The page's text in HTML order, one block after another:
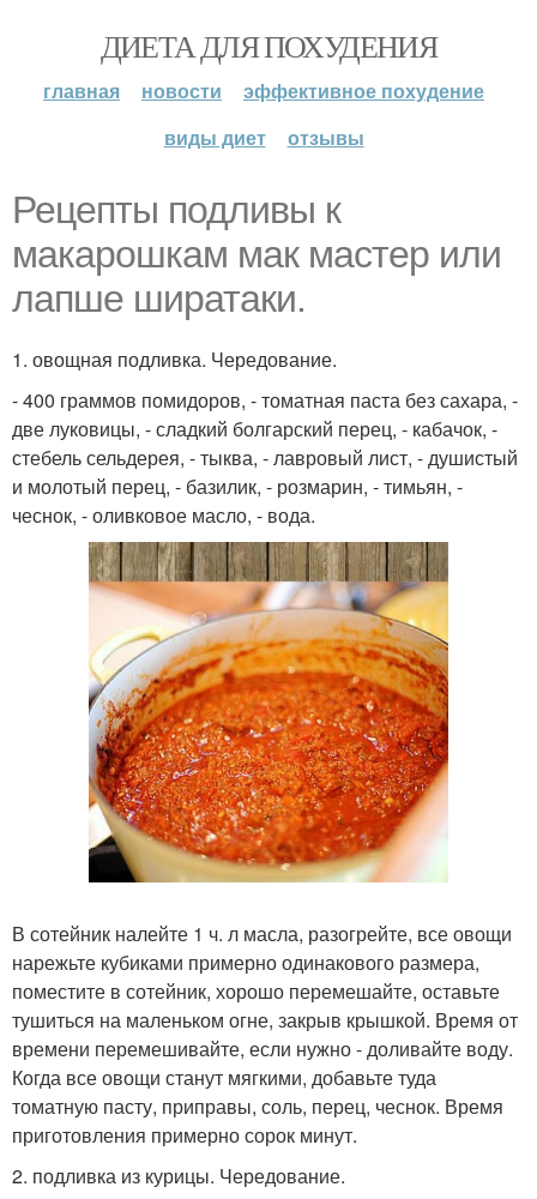
ДИЕТА ДЛЯ ПОХУДЕНИЯ
главная новости
эффективное похудение
виды диет
отзывы
Рецепты подливы к
макарошкам мак мастер или
лапше ширатаки.
1. овощная подливка. Чередование.
- 400 граммов помидоров, - томатная паста без сахара, -
две луковицы, - сладкий болгарский перец, - кабачок, -
стебель сельдерея, - тыква, - лавровый лист, - душистый
и молотый перец, - базилик, - розмарин, - тимьян, -
чеснок, - оливковое масло, - вода.
В сотейник налейте 1 ч. л масла, разогрейте, все овощи
нарежьте кубиками примерно одинакового размера,
поместите в сотейник, хорошо перемешайте, оставьте
тушиться на маленьком огне, закрыв крышкой. Время от
времени перемешивайте, если нужно - доливайте воду.
Когда все овощи станут мягкими, добавьте туда
томатную пасту, приправы, соль, перец, чеснок. Время
приготовления примерно сорок минут.
2. подливка из курицы. Чередование.